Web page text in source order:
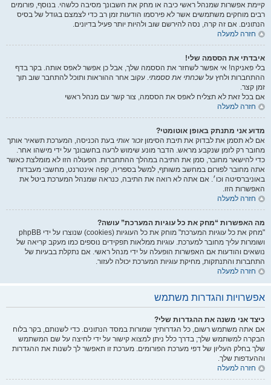
קיימת אפשרות שמנהל ראשי כיבה או מחק את חשבונך מסיבה כלשהי. בנוסף, פורומים
רבים מוחקים משתמשים אשר לא פירסמו הודעות זמן רב כדי לצמצם בגודל של בסיס
הנתונים. אם זה קרה, נסה להירשם שוב ולהיות יותר פעיל בדיונים.
חזרה למעלה
איבדתי את הססמה שלי!
בלי פאניקה! אי אפשר לשחזר את הססמה שלך, אבל כן אפשר לאפס אותה. בקר בדף
ההתחברות ולחץ על שכחתי את ססמתי. עקוב אחר ההוראות ותוכל להתחבר שוב תוך
זמן קצר.
אם בכל זאת לא תצליח לאפס את הססמה, צור קשר עם מנהל ראשי
חזרה למעלה
מדוע אני מתנתק באופן אוטומטי?
אם לא תסמן את לבדוק את תיבת הסימוןזכור אותי בעת הכניסה, המערכת תשאיר אותך
מחובר רק לזמן שנקבע מראש. הדבר מונע שימוש לרעה בחשבונך על ידי מישהו אחר.
כדי להישאר מחובר, סמן את התיבה במהלך ההתחברות. הפעולה הזו לא מומלצת כאשר
אתה מחובר לפורום במחשב משותף, למשל בספריה, קפה אינטרנט, מחשבי מעבדות
באוניברסיטה וכו׳. אם אתה לא רואה את התיבה, כנראה שמנהל המערכת ביטל את
האפשרות הזו.
חזרה למעלה
מה האפשרות “מחק את כל עוגיות המערכת” עושה?
"מחק את כל עוגיות המערכת" מוחק את כל העוגיות (cookies) שנוצרו על ידי phpBB
ושומרות עליך מחובר למערכת. עוגיות ממלאות תפקידים נוספים כמו מעקב קריאה של
נושאים והודעות אם האפשרות הופעלה על ידי מנהל ראשי. אם נתקלת בבעיות של
התחברות והתנתקות, מחיקת עוגיות המערכת יכולה לעזור.
חזרה למעלה
אפשרויות והגדרות משתמש
כיצד אני משנה את ההגדרות שלי?
אם אתה משתמש רשום, כל הגדרותיך שמורות במסד הנתונים. כדי לשנותם, בקר בלוח
הבקרה למשתמש שלך; בדרך כלל ניתן למצוא קישור על ידי לחיצה על שם המשתמש
שלך בחלק העליון של דפי מערכת הפורומים. מערכת זו תאפשר לך לשנות את ההגדרות
וההעדפות שלך.
חזרה למעלה